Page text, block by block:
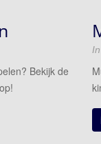
Bekijk de